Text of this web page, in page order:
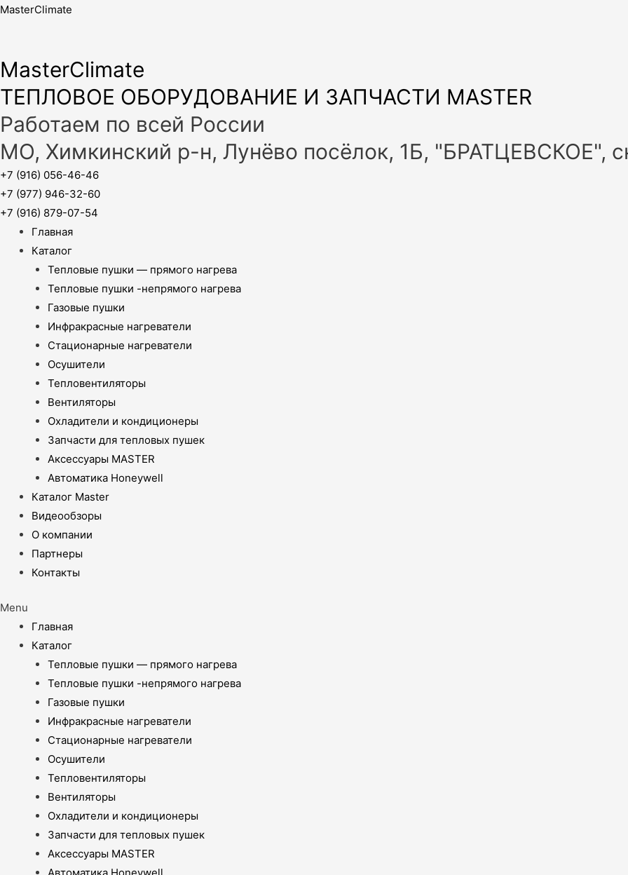
MasterClimate
MasterClimate
ТЕПЛОВОЕ ОБОРУДОВАНИЕ И ЗАПЧАСТИ MASTER
Работаем по всей России
МО, Химкинский р-н, Лунёво посёлок, 1Б, "БРАТЦЕВСКОЕ",
+7 (916) 056-46-46
+7 (977) 946-32-60
+7 (916) 879-07-54
Главная
Каталог
Тепловые пушки — прямого нагрева
Тепловые пушки -непрямого нагрева
Газовые пушки
Инфракрасные нагреватели
Стационарные нагреватели
Осушители
Тепловентиляторы
Вентиляторы
Охладители и кондиционеры
Запчасти для тепловых пушек
Аксессуары MASTER
Автоматика Honeywell
Каталог Master
Видеообзоры
О компании
Партнеры
Контакты
Menu
Главная
Каталог
Тепловые пушки — прямого нагрева
Тепловые пушки -непрямого нагрева
Газовые пушки
Инфракрасные нагреватели
Стационарные нагреватели
Осушители
Тепловентиляторы
Вентиляторы
Охладители и кондиционеры
Запчасти для тепловых пушек
Аксессуары MASTER